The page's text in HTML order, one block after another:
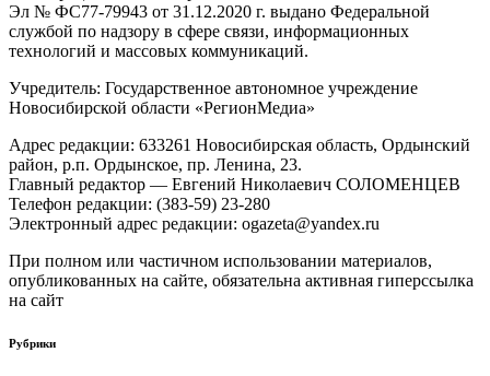
Эл № ФС77-79943 от 31.12.2020 г. выдано Федеральной
службой по надзору в сфере связи, информационных
технологий и массовых коммуникаций.
Учредитель: Государственное автономное учреждение
Новосибирской области «РегионМедиа»
Адрес редакции: 633261 Новосибирская область, Ордынский
район, р.п. Ордынское, пр. Ленина, 23.
Главный редактор — Евгений Николаевич СОЛОМЕНЦЕВ
Телефон редакции: (383-59) 23-280
Электронный адрес редакции: ogazeta@yandex.ru
При полном или частичном использовании материалов,
опубликованных на сайте, обязательна активная гиперссылка
на сайт
Рубрики